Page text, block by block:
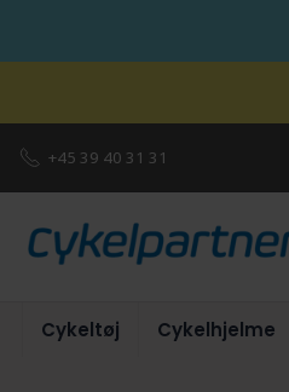
+45 39 40 31 31
Cykeltøj Cykelhjelme